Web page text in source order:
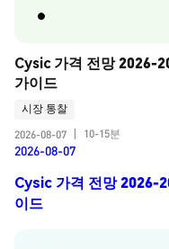
Cysic 가격 전망 2026-
가이드
시장 통찰
2026-08-07
10-15분
2026-08-07
Cysic 가격 전망 2026-
이드